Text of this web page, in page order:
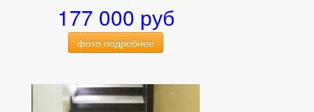
177 000 руб
фото подробнее